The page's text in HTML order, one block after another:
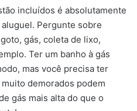
incluídos é absolutamente
Pergunte sobre
gás, coleta de lixo,
Ter um banho à gás
mas você precisa ter
demorados podem
gás mais alta do que o